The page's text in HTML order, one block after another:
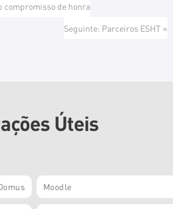
compromisso de honra
Seguinte: Parceiros ESHT »
Úteis
Moodle